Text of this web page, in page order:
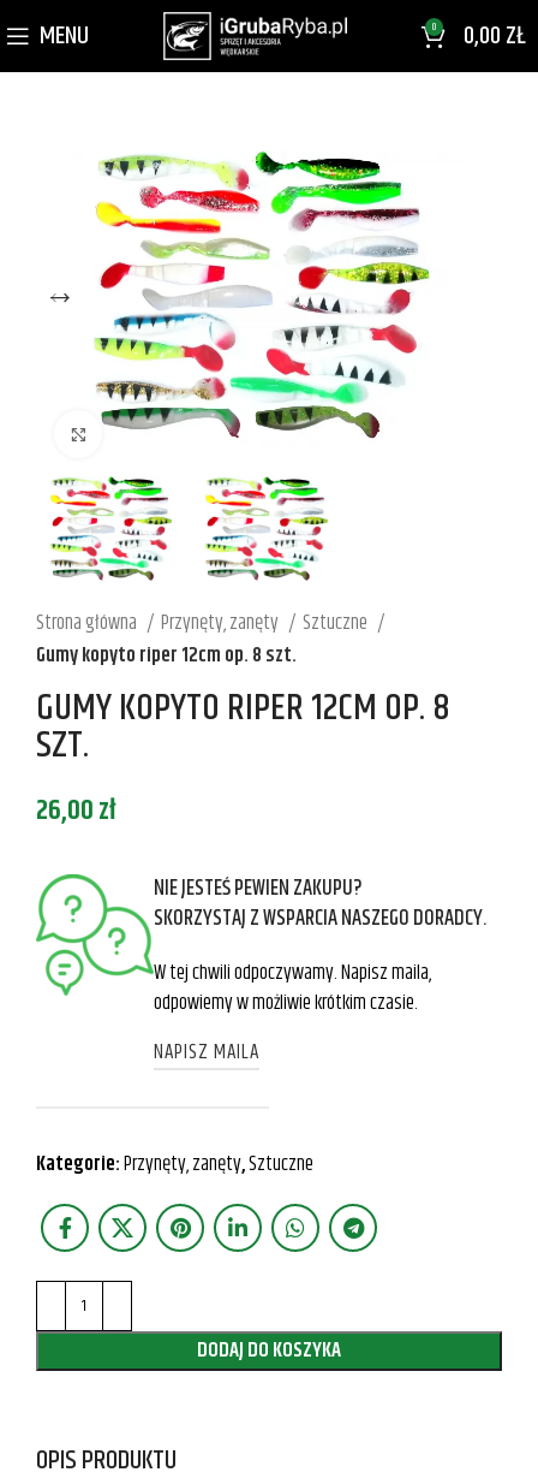
MENU 0 0,00ZŁ
Kliknij aby powiększyć
Strona główna Przynęty, zanęty
Sztuczne
Gumy kopyto riper 12cm op. 8 szt.
GUMY KOPYTO RIPER 12CM OP. 8
SZT.
26,00zł
NIE JESTEŚ PEWIEN ZAKUPU?
SKORZYSTAJ Z WSPARCIA NASZEGO DORADCY.
W tej chwili odpoczywamy. Napisz maila,
odpowiemy w możliwie krótkim czasie.
NAPISZ MAILA
Kategorie:Przynęty, zanęty,Sztuczne
DODAJ DO KOSZYKA
OPIS PRODUKTU